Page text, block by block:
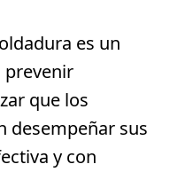
es un
prevenir
que los
desempeñar sus
y con